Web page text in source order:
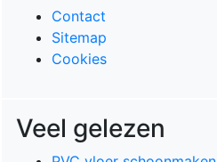
Contact
Sitemap
Cookies
Veel gelezen